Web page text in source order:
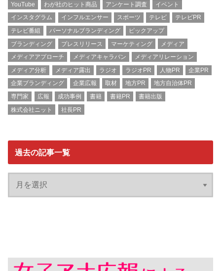
YouTube
わが社のヒット商品 アンケート調査
イベント
インスタグラム
インフルエンサー スポーツ テレビ
テレビPR
テレビ番組
パーソナルブランディング
ピックアップ
ブランディング
プレスリリース マーケティング
メディア
メディアアプローチ
メディアキャラバン
メディアリレーション
メディア分析
メディア露出 ラジオ ラジオPR 人物PR
企業PR
企業ブランディング
企業広報 取材 地方PR
地方自治体PR
専門家
広報 成功事例 書籍 書籍PR
書籍出版
株式会社ニット
社長PR
過去の記事一覧